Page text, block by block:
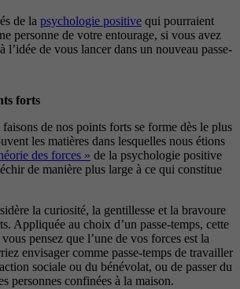
de la psychologie positive qui pourraient
personne de votre entourage, si vous avez
l’idée de vous lancer dans un nouveau passe-
forts
de nos points forts se forme dès le plus
les matières dans lesquelles nous étions
des forces » de la psychologie positive
de manière plus large à ce qui constitue
la curiosité, la gentillesse et la bravoure
Appliquée au choix d’un passe-temps, cette
pensez que l’une de vos forces est la
envisager comme passe-temps de travailler
sociale ou du bénévolat, ou de passer du
personnes confinées à la maison.